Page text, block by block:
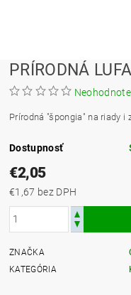
PRÍRODNÁ
Prírodná "špongia" na riady i
Dostupnosť
€2,05
€1,67 bez DPH
ZNAČKA
KATEGÓRIA